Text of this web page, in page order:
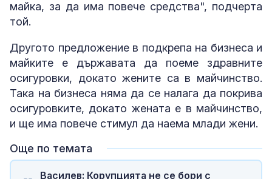
майка, за да има повече средства", подчерта
той.
Другото предложение в подкрепа на бизнеса и
майките е държавата да поеме здравните
осигуровки, докато жените са в майчинство.
Така на бизнеса няма да се налага да покрива
осигуровките, докато жената е в майчинство,
и ще има повече стимул да наема млади жени.
Още по темата
Василев: Корупцията не се бори с